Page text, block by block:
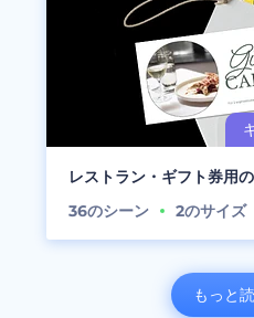
レストラン・ギフト券用
36のシーン 2のサイズ
もっと